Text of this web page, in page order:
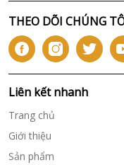
THEO DÕI CHÚNG
Liên kết nhanh
Trang chủ
Giới thiệu
Sản phẩm